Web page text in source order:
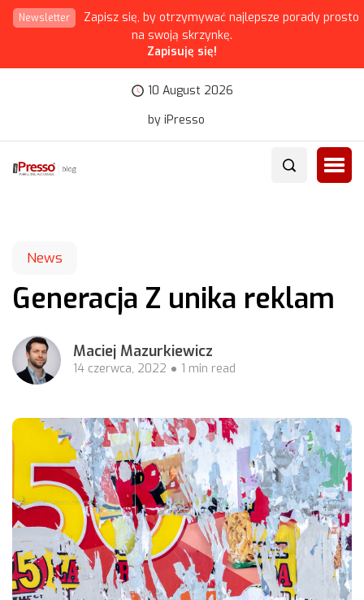
Newsletter
Zapisz się, by otrzymywać najlepsze porady prosto
na swoją skrzynkę.
Zapisuję się!
10 August 2026
by iPresso
News
Generacja Z unika reklam
Maciej Mazurkiewicz
14 czerwca, 2022 1 min read